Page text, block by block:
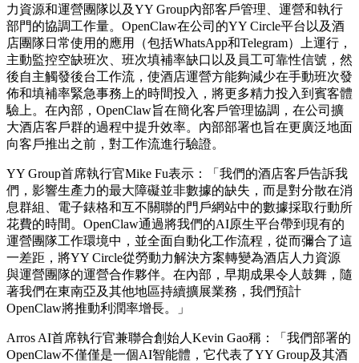
力資源和運營團隊以及YY Group內部客戶管理、運營和執行
部門的協調工作量。OpenClaw在公司的YY Circle平台以及酒
店團隊日常使用的應用（包括WhatsApp和Telegram）上運行，
主動監控空缺班次、班次填補率缺口以及員工可靠性信號，然
後自主觸發後台工作流，使酒店運營方能夠減少在手動班次發
佈和填補率緊急事務上的時間投入，將更多精力投入到賓客體
驗上。在內部，OpenClaw旨在簡化客戶管理協調，在公司擴
大酒店客戶群的過程中提升效率。內部部署也旨在更廣泛地面
向客戶推出之前，對工作流進行驗證。
YY Group首席執行官Mike Fu表示：「我們的酒店客戶告訴我
們，影響生產力的最大障礙並非數據的缺失，而是對分散在消
息群組、電子錶格和互不關聯的門戶網站中的數據採取行動所
花費的時間。OpenClaw通過將我們的AI原生平台帶到現有的
運營團隊工作環境中，並全面自動化工作流程，從而彌合了這
一差距，將YY Circle從勞動力解決方案轉變為酒店人力資源
與運營團隊的運營合作夥伴。在內部，早期成果令人鼓舞，隨
著我們在東南亞及其他地區持續擴展業務，我們預計
OpenClaw將推動利潤率增長。」
Arros AI首席執行官兼聯合創始人Kevin Gao稱：「我們部署的
OpenClaw不僅僅是一個AI智能體，它代表了YY Group及其酒